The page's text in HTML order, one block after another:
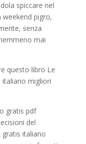
spiccare nel
weekend pigro,
senza
mai
questo libro Le
migliori
gratis pdf
del
italiano